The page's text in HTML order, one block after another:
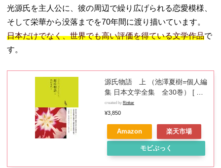
光源氏を主人公に、彼の周辺で繰り広げられる恋愛模様、
そして栄華から没落までを70年間に渡り描いています。
日本だけでなく、世界でも高い評価を得ている文学作品で
す。
源氏物語 上 （池澤夏樹=個人編
集 日本文学全集 全30巻） [ 角
田 光代 ]
created by Rinker
¥3,850
Amazon 楽天市場
モビぶっく